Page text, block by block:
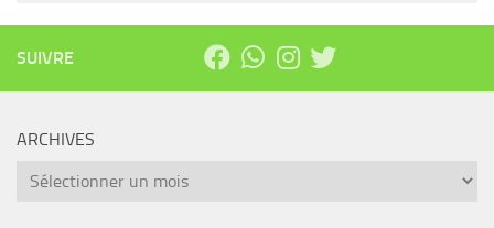
SUIVRE
ARCHIVES
Archives